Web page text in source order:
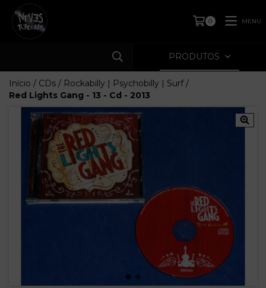
0 MENU
PRODUTOS
Início / CDs / Rockabilly | Psychobilly | Surf /
Red Lights Gang - 13 - Cd - 2013